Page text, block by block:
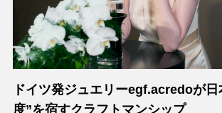
ドイツ発ジュエリーegf.acredoが
度”を宿すクラフトマンシップ